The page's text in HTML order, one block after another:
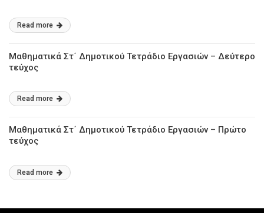
Read more
Μαθηματικά Στ΄ Δημοτικού Τετράδιο Εργασιών – Δεύτερο
τεύχος
Read more
Μαθηματικά Στ΄ Δημοτικού Τετράδιο Εργασιών – Πρώτο
τεύχος
Read more